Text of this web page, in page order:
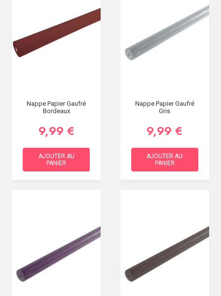
Nappe Papier Gaufré
Bordeaux
9,99 €
AJOUTER AU
PANIER
Nappe Papier Gaufré
Gris
9,99 €
AJOUTER AU
PANIER